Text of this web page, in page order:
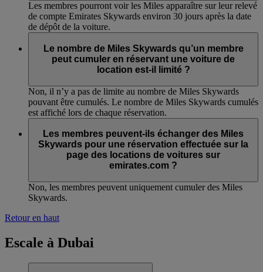
Les membres pourront voir les Miles apparaître sur leur relevé
de compte Emirates Skywards environ 30 jours après la date
de dépôt de la voiture.
Le nombre de Miles Skywards qu’un membre
peut cumuler en réservant une voiture de
location est-il limité ?
Non, il n’y a pas de limite au nombre de Miles Skywards
pouvant être cumulés. Le nombre de Miles Skywards cumulés
est affiché lors de chaque réservation.
Les membres peuvent-ils échanger des Miles
Skywards pour une réservation effectuée sur la
page des locations de voitures sur
emirates.com ?
Non, les membres peuvent uniquement cumuler des Miles
Skywards.
Retour en haut
Escale à Dubai